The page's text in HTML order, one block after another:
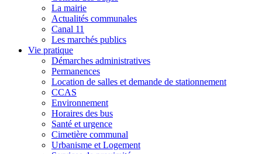
La mairie
Actualités communales
Canal 11
Les marchés publics
Vie pratique
Démarches administratives
Permanences
Location de salles et demande de stationnement
CCAS
Environnement
Horaires des bus
Santé et urgence
Cimetière communal
Urbanisme et Logement